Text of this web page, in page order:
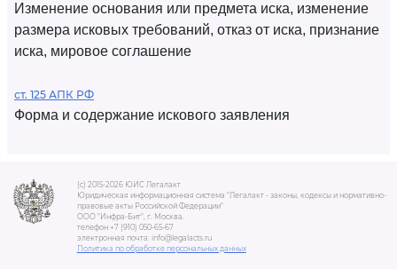
Изменение основания или предмета иска, изменение
размера исковых требований, отказ от иска, признание
иска, мировое соглашение
ст. 125 АПК РФ
Форма и содержание искового заявления
(c) 2015-2026 ЮИС Легалакт
Юридическая информационная система "Легалакт - законы, кодексы и нормативно-
правовые акты Российской Федерации"
ООО "Инфра-Бит", г. Москва.
телефон +7 (910) 050-65-67
электронная почта: info@legalacts.ru
Политика по обработке персональных данных